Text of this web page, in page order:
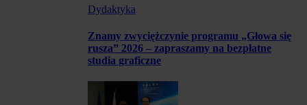
Dydaktyka
Znamy zwyciężczynie programu „Głowa się
rusza” 2026 – zapraszamy na bezpłatne
studia graficzne